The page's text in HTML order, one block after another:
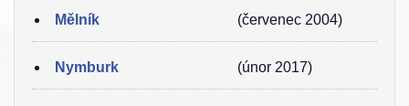
Mělník (červenec 2004)
Nymburk (únor 2017)